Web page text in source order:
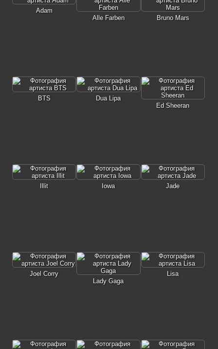
Adam
Alle Farben
Bruno Mars
BTS
Dua Lipa
Ed Sheeran
Illit Iowa Jade
Joel Corry
Lady Gaga
Lisa